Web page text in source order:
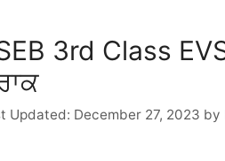
3rd Class
December 27, 2023 by